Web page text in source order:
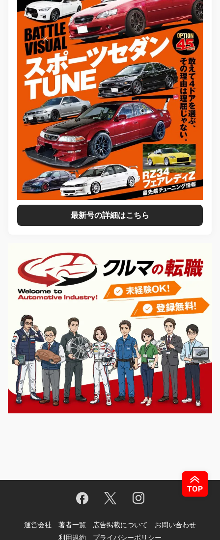
最新号の詳細はこちら
運営会社 著者一覧 広告掲載について
お問い合わせ
利用規約
プライバシーポリシー